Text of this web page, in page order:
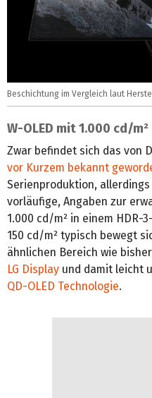
Beschichtung im Vergleich laut
W-OLED mit 1.000 cd/
Zwar befindet sich das von
vor Kurzem bekannt
Serienproduktion,
vorläufige, Angaben zur
1.000 cd/m² in einem HDR-
150 cd/m² typisch bewegt
ähnlichen Bereich wie
LG Display und damit leicht
QD-OLED Technologie.